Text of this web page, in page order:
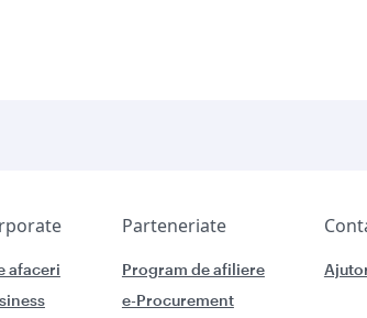
Parteneriate
afaceri
Program de afiliere
e-Procurement